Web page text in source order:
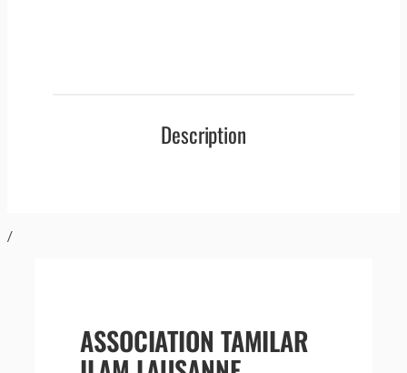
Description
/
ASSOCIATION TAMILAR